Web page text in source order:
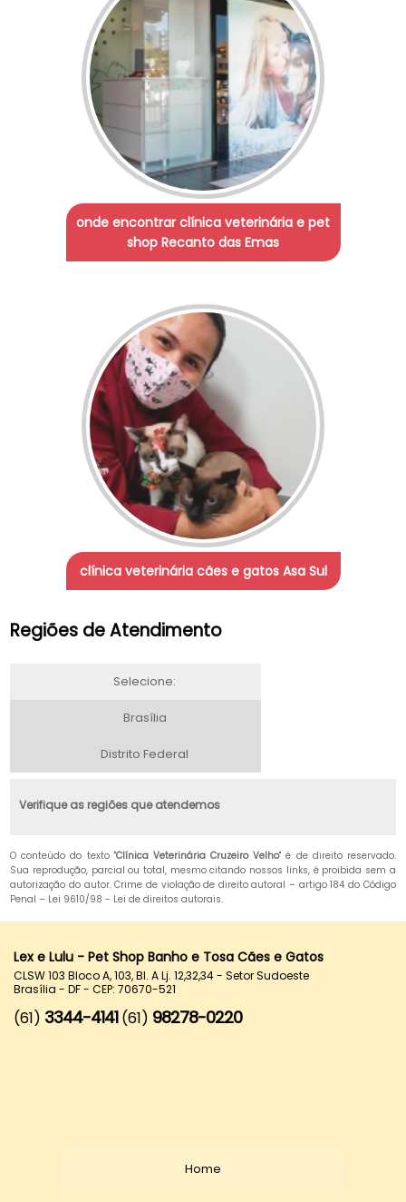
onde encontrar clínica veterinária e pet
shop Recanto das Emas
clínica veterinária cães e gatos Asa Sul
Regiões de Atendimento
Selecione:
Brasília
Distrito Federal
Verifique as regiões que atendemos
O conteúdo do texto "Clínica Veterinária Cruzeiro Velho" é de direito reservado.
Sua reprodução, parcial ou total, mesmo citando nossos links, é proibida sem a
autorização do autor. Crime de violação de direito autoral – artigo 184 do Código
Penal – Lei 9610/98 - Lei de direitos autorais.
Lex e Lulu - Pet Shop Banho e Tosa Cães e Gatos
CLSW 103 Bloco A, 103, Bl. A Lj. 12,32,34 - Setor Sudoeste
Brasília - DF - CEP: 70670-521
(61) 3344-4141 (61) 98278-0220
Home